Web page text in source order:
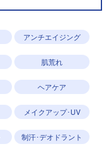
アンチエイジング
肌荒れ
ヘアケア
メイクアップ･UV
制汗･デオドラント